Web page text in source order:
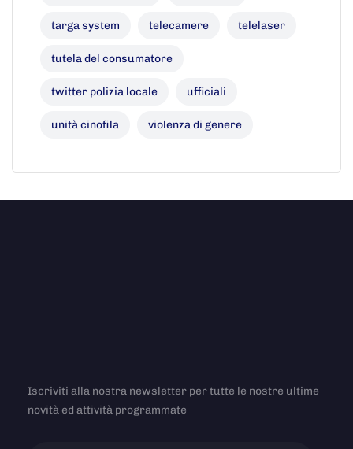
targa system telecamere telelaser
tutela del consumatore
twitter polizia locale ufficiali
unità cinofila violenza di genere
Iscriviti alla nostra newsletter per tutte le nostre ultime
novità ed attività programmate